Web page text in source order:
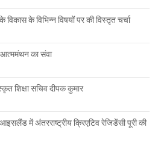
के विभिन्न विषयों पर की विस्तृत चर्चा
आत्ममंथन का संवा
शिक्षा सचिव दीपक कुमार
में अंतरराष्ट्रीय क्रिएटिव रेजिडेंसी पूरी की